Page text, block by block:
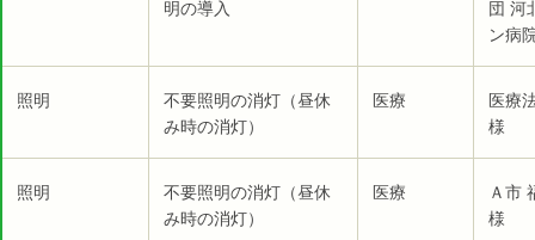
明の導入
団 河
ン病
照明
不要照明の消灯（昼休
み時の消灯）
医療
医療
様
照明
不要照明の消灯（昼休
み時の消灯）
医療
Ａ市
様